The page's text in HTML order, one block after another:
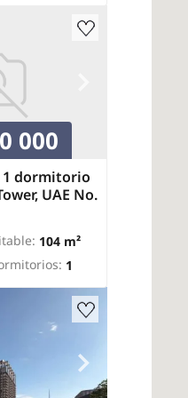
000
dormitorio
UAE No.
104 m²
1